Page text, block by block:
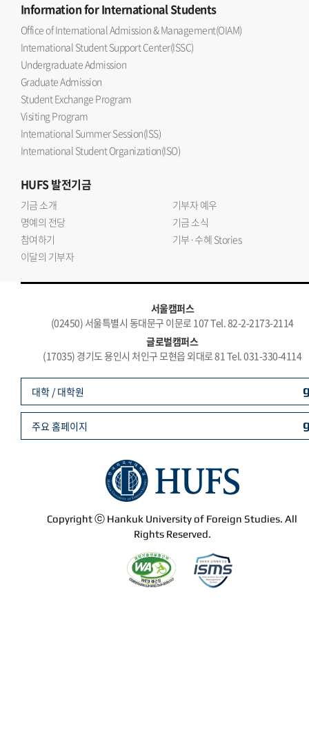
Informationfor International Students
Office of International Admission & Management(OIAM)
International Student Support Center(ISSC)
Undergraduate Admission
Graduate Admission
Student Exchange Program
Visiting Program
International Summer Session(ISS)
International Student Organization(ISO)
HUFS발전기금
기금 소개
기부자 예우
명예의 전당
기금 소식
참여하기
기부·수혜 Stories
이달의 기부자
서울캠퍼스
(02450) 서울특별시 동대문구 이문로 107 Tel. 82-2-2173-2114
글로벌캠퍼스
(17035) 경기도 용인시 처인구 모현읍 외대로 81 Tel. 031-330-4114
Copyright ⓒ Hankuk University of Foreign Studies. All
Rights Reserved.
대학 / 대학원
주요 홈페이지